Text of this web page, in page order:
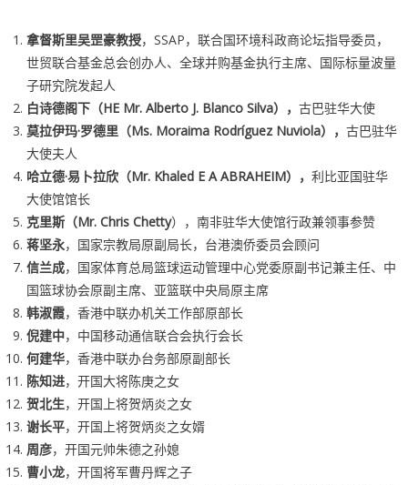
拿督斯里吴罡豪教授，SSAP，联合国环境科政商论坛指导委员，
世贸联合基金总会创办人、全球并购基金执行主席、国际标量波量
子研究院发起人
白诗德阁下（HE Mr. Alberto J. Blanco Silva）， 古巴驻华大使
莫拉伊玛·罗德里（Ms. Moraima Rodríguez Nuviola）， 古巴驻华
大使夫人
哈立德·易卜拉欣（Mr. Khaled E A ABRAHEIM）， 利比亚国驻华
大使馆馆长
克里斯（Mr. Chris Chetty），南非驻华大使馆行政兼领事参赞
蒋坚永，国家宗教局原副局长，台港澳侨委员会顾问
信兰成，国家体育总局篮球运动管理中心党委原副书记兼主任、中
国篮球协会原副主席、亚篮联中央局原主席
韩淑霞，香港中联办机关工作部原部长
倪建中，中国移动通信联合会执行会长
何建华，香港中联办台务部原副部长
陈知进，开国大将陈庚之女
贺北生，开国上将贺炳炎之女
谢长平，开国上将贺炳炎之女婿
周彦，开国元帅朱德之孙媳
曹小龙，开国将军曹丹辉之子